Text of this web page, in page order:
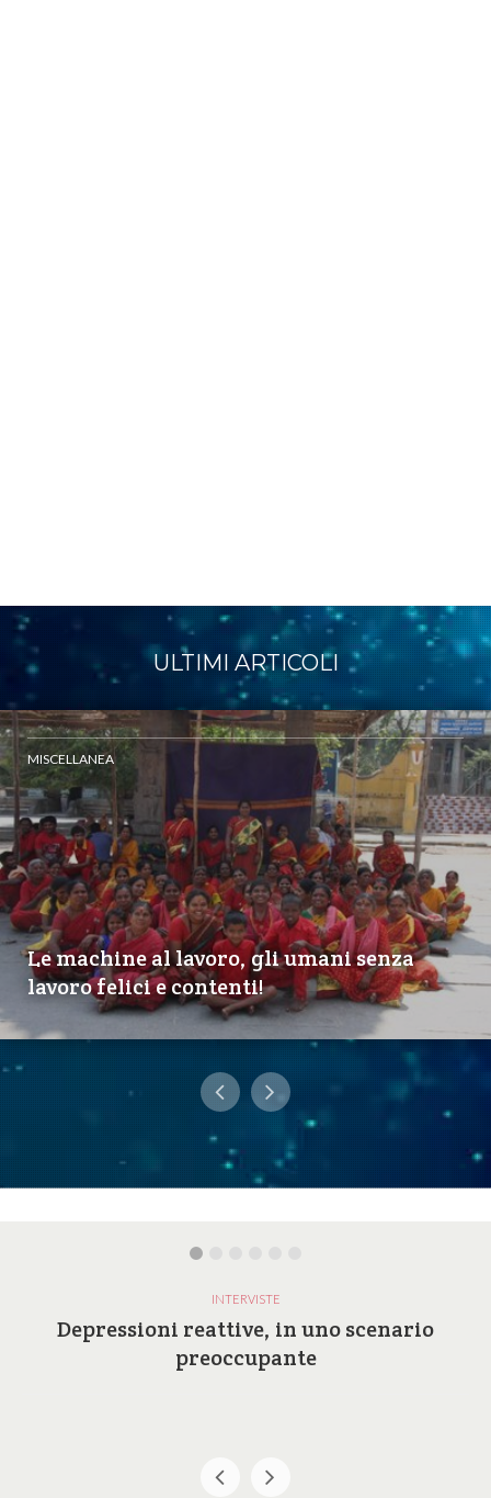
ULTIMI ARTICOLI
MISCELLANEA
Le machine al lavoro, gli umani senza
lavoro felici e contenti!
INTERVISTE
Depressioni reattive, in uno scenario
preoccupante